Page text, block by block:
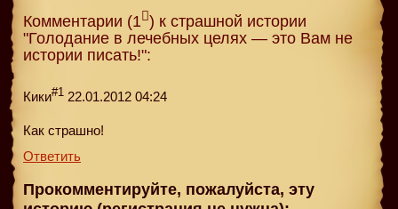
Комментарии (1 ) к страшной истории
"Голодание в лечебных целях — это Вам не
истории писать!":
Кики#1 22.01.2012 04:24
Как страшно!
Ответить
Прокомментируйте, пожалуйста, эту